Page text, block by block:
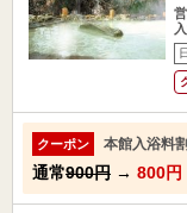
クーポン 本館入浴料割
通常900円 → 800円